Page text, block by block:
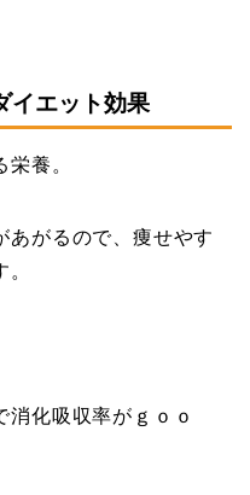
イエット効果
養。
あがるので、痩せやす
消化吸収率がｇｏｏ